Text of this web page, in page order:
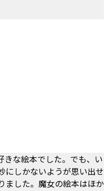
きな絵本でした。でも、い
にしかないようが思い出せ
ました。魔女の絵本はほか